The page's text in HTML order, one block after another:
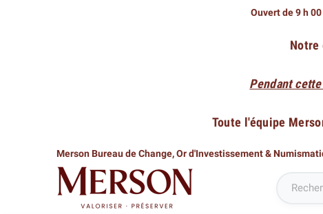
Ouvert de 9 h
Notre
Pendant
Toute l'équipe
Merson Bureau de Change, Or d'Investissement &